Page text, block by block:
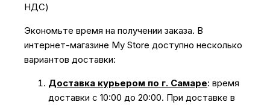
НДС)
Экономьте время на получении заказа. В
интернет-магазине My Store доступно несколько
вариантов доставки:
Доставка курьером по г. Самаре: время
доставки с 10:00 до 20:00. При доставке в